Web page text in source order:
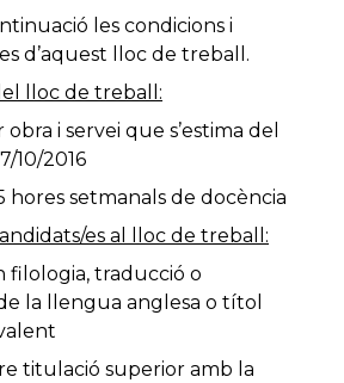
les condicions i
d’aquest lloc de treball.
lloc de treball:
i servei que s’estima del
10/2016
hores setmanals de docència
es al lloc de treball:
filologia, traducció o
la llengua anglesa o títol
titulació superior amb la